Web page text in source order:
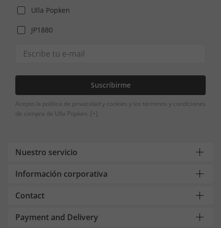
Ulla Popken
JP1880
Suscribirme
Acepto la política de privacidad y cookies y los términos y condiciones
de compra de Ulla Popken. [+]
Nuestro servicio
Información corporativa
Contact
Payment and Delivery